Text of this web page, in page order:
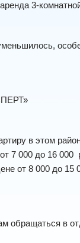
3-
в этом
7 000 до 16
от 8 000 до
обращаться в